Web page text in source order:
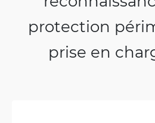
protection
prise en